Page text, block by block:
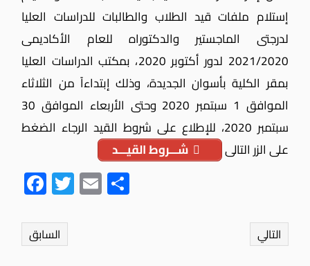
إستلام ملفات قيد الطلاب والطالبات للدراسات العليا
لدرجتى الماجستير والدكتوراه للعام الأكاديمى
2021/2020 لدور أكتوبر 2020، بمكتب الدراسات العليا
بمقر الكلية بأسوان الجديدة، وذلك إبتداءاً من الثلاثاء
الموافق 1 سبتمبر 2020 وحتى الأربعاء الموافق 30
سبتمبر 2020، للإطلاع على شروط القيد الرجاء الضغط
على الزر التالى
شـــروط القيـــد
Fac
ok
Twit
Ema
السابق التالي